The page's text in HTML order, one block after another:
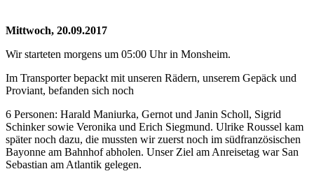
Mittwoch, 20.09.2017
Wir starteten morgens um 05:00 Uhr in Monsheim.
Im Transporter bepackt mit unseren Rädern, unserem Gepäck und
Proviant, befanden sich noch
6 Personen: Harald Maniurka, Gernot und Janin Scholl, Sigrid
Schinker sowie Veronika und Erich Siegmund. Ulrike Roussel kam
später noch dazu, die mussten wir zuerst noch im südfranzösischen
Bayonne am Bahnhof abholen. Unser Ziel am Anreisetag war San
Sebastian am Atlantik gelegen.